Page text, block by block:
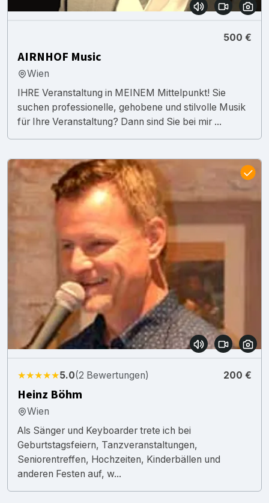
500 €
AIRNHOF Music
Wien
IHRE Veranstaltung in MEINEM Mittelpunkt! Sie
suchen professionelle, gehobene und stilvolle Musik
für Ihre Veranstaltung? Dann sind Sie bei mir ...
★★★★★5.0(2 Bewertungen) 200 €
Heinz Böhm
Wien
Als Sänger und Keyboarder trete ich bei
Geburtstagsfeiern, Tanzveranstaltungen,
Seniorentreffen, Hochzeiten, Kinderbällen und
anderen Festen auf, w...